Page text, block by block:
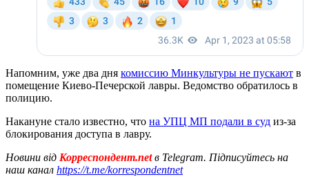
Напомним, уже два дня комиссию Минкультуры не пускают в
помещение Киево-Печерской лавры. Ведомство обратилось в
полицию.
Накануне стало известно, что на УПЦ МП подали в суд из-за
блокирования доступа в лавру.
Новини від Корреспондент.netв Telegram. Підписуйтесь на
наш канал https://t.me/korrespondentnet